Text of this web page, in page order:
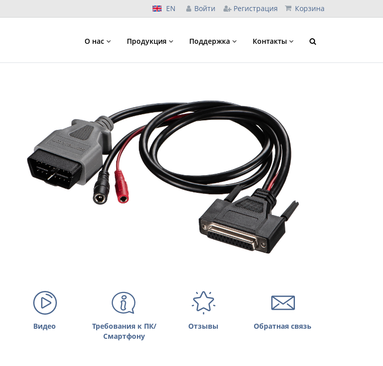
EN Войти Регистрация Корзина
О нас Продукция Поддержка Контакты
Видео
Требования к ПК/
Смартфону
Отзывы Обратная связь